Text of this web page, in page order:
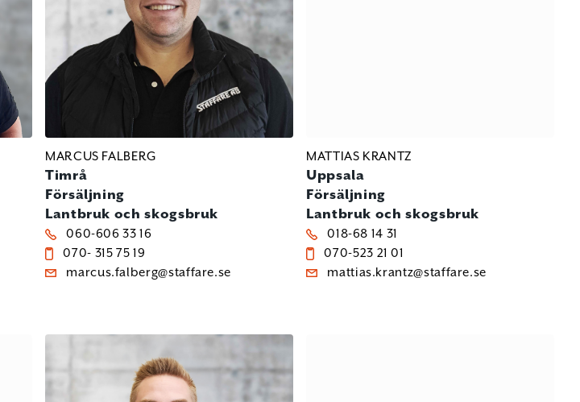
MARCUS FALBERG
Timrå
Försäljning
Lantbruk och skogsbruk
060-606 33 16
070- 315 75 19
marcus.falberg@staffare.se
MATTIAS KRANTZ
Uppsala
Försäljning
Lantbruk och skogsbruk
018-68 14 31
070-523 21 01
mattias.krantz@staffare.se